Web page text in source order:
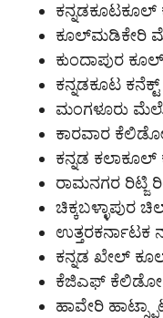
ಕನ್ನಡಕೂಟಕೂಲ್
ಕೂಲ್‌ಮಡಿಕೇರಿ
ಕುಂದಾಪುರ
ಕನ್ನಡಕೂಟ ಕನೆಕ್ಟ್
ಮಂಗಳೂರು
ಕಾರವಾರ
ಕನ್ನಡ ಕಲಾಕೂಲ್
ರಾಮನಗರ ರಿಟ್ಜಿ
ಚಿಕ್ಕಬಳ್ಳಾಪುರ
ಉತ್ತರಕರ್ನಾಟಕ
ಕನ್ನಡ ಖೇಲ್
ಕೆಜಿಎಫ್ ಕೆಲಿಡೋ
ಹಾವೇರಿ